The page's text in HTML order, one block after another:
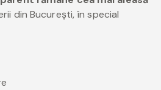
din București, în special